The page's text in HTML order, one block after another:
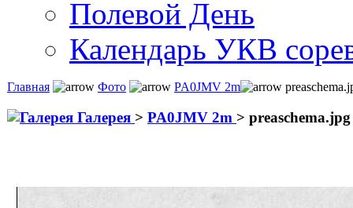
Полевой День
Календарь УКВ
Главная Фото PA0JMV 2m
Галерея > PA0JMV 2m > preaschema.jpg